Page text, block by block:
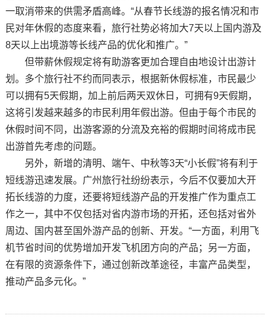
一取消带来的供需矛盾高峰。“从春节长线游的报名情况和市
民对年休假的态度来看，旅行社势必将加大7天以上国内游及
8天以上出境游等长线产品的优化和推广。”
但带薪休假规定将有助游客更加合理自由地设计出游计
划。多个旅行社不约而同表示，根据新休假标准，市民最少
可以拥有5天假期，加上前后两天双休日，可拥有9天假期，
这将引发越来越多的市民利用年假出游。但由于每个市民的
休假时间不同，出游客源的分流及充裕的假期时间将成市民
出游首先考虑的问题。
另外，新增的清明、端午、中秋等3天“小长假”将有利于
短线游迅速发展。广州旅行社纷纷表示，今后不仅要加大开
拓长线游的力度，还要将短线游产品的开发推广作为重点工
作之一，其中不仅包括对省内游市场的开拓，还包括对省外
周边、国内甚至国外游产品的创新、开发。“一方面，利用飞
机节省时间的优势增加开发飞机团方向的产品；另一方面，
在有限的资源条件下，通过创新改革途径，丰富产品类型，
推动产品多元化。”